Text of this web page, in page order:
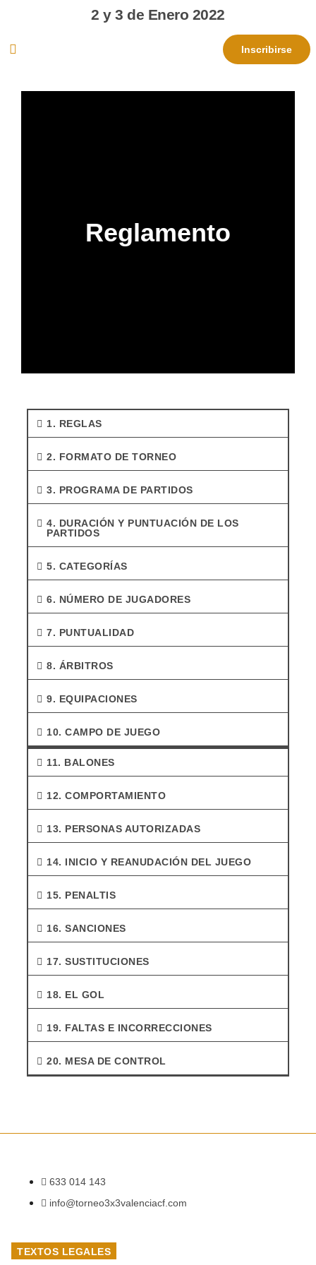
2 y 3 de Enero 2022
Inscribirse
Reglamento
1. REGLAS
2. FORMATO DE TORNEO
3. PROGRAMA DE PARTIDOS
4. DURACIÓN Y PUNTUACIÓN DE LOS
PARTIDOS
5. CATEGORÍAS
6. NÚMERO DE JUGADORES
7. PUNTUALIDAD
8. ÁRBITROS
9. EQUIPACIONES
10. CAMPO DE JUEGO
11. BALONES
12. COMPORTAMIENTO
13. PERSONAS AUTORIZADAS
14. INICIO Y REANUDACIÓN DEL JUEGO
15. PENALTIS
16. SANCIONES
17. SUSTITUCIONES
18. EL GOL
19. FALTAS E INCORRECCIONES
20. MESA DE CONTROL
633 014 143
info@torneo3x3valenciacf.com
TEXTOS LEGALES